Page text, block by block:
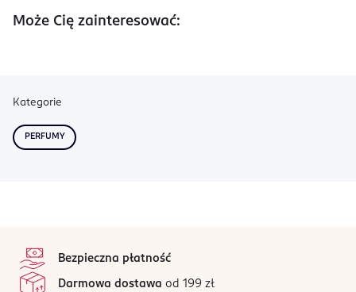
Może Cię zainteresować:
Kategorie
PERFUMY
Bezpieczna płatność
Darmowa dostawa od 199 zł